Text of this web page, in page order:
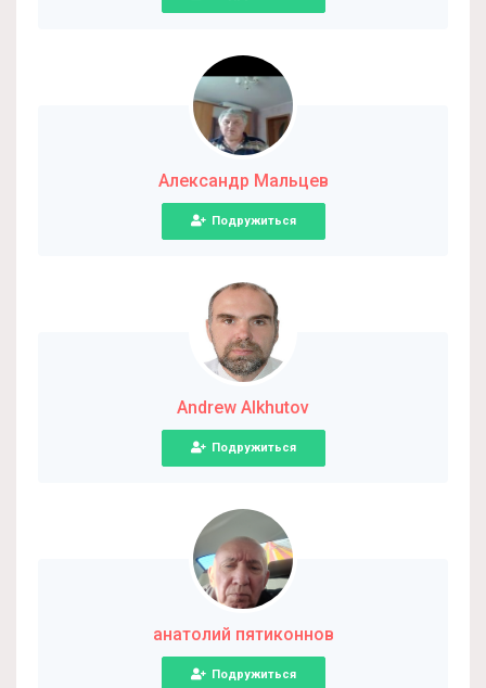
Александр Мальцев
Подружиться
Andrew Alkhutov
Подружиться
анатолий пятиконнов
Подружиться